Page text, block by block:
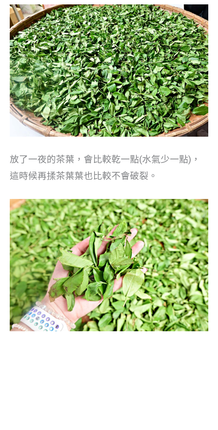
放了一夜的茶葉，會比較乾一點(水氣少一點)，
這時候再揉茶葉葉也比較不會破裂。